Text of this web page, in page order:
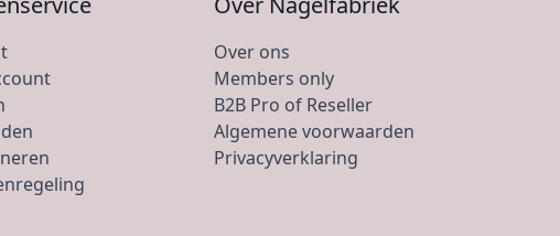
Over ons
Members only
B2B Pro of Reseller
Algemene voorwaarden
Privacyverklaring